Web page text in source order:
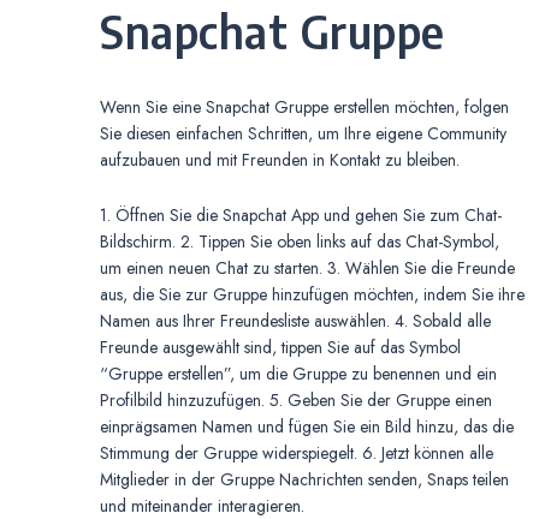
Snapchat Gruppe
Wenn Sie eine Snapchat Gruppe erstellen möchten, folgen
Sie diesen einfachen Schritten, um Ihre eigene Community
aufzubauen und mit Freunden in Kontakt zu bleiben.
1. Öffnen Sie die Snapchat App und gehen Sie zum Chat-
Bildschirm. 2. Tippen Sie oben links auf das Chat-Symbol,
um einen neuen Chat zu starten. 3. Wählen Sie die Freunde
aus, die Sie zur Gruppe hinzufügen möchten, indem Sie ihre
Namen aus Ihrer Freundesliste auswählen. 4. Sobald alle
Freunde ausgewählt sind, tippen Sie auf das Symbol
“Gruppe erstellen”, um die Gruppe zu benennen und ein
Profilbild hinzuzufügen. 5. Geben Sie der Gruppe einen
einprägsamen Namen und fügen Sie ein Bild hinzu, das die
Stimmung der Gruppe widerspiegelt. 6. Jetzt können alle
Mitglieder in der Gruppe Nachrichten senden, Snaps teilen
und miteinander interagieren.